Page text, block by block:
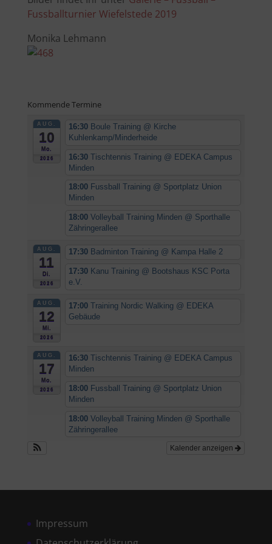
Fussballturnier Wiefelstede 2019
Monika Lehmann
Kommende Termine
AUG.
10
Mo.
2026
16:30 Boule Training @ Kirche
Kuhlenkamp/Minderheide
16:30Tischtennis Training @ EDEKA Campus
Minden
18:00 Fussball Training @ Sportplatz Union
Minden
18:00Volleyball Training Minden @ Sporthalle
Zähringerallee
AUG.
11
Di.
2026
17:30 Badminton Training @ Kampa Halle 2
17:30 Kanu Training @ Bootshaus KSC Porta
e.V.
AUG.
12
Mi.
2026
17:00Training Nordic Walking @ EDEKA
Gebäude
AUG.
17
Mo.
2026
16:30Tischtennis Training @ EDEKA Campus
Minden
18:00 Fussball Training @ Sportplatz Union
Minden
18:00Volleyball Training Minden @ Sporthalle
Zähringerallee
Kalender anzeigen
Impressum